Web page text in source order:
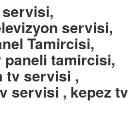
servisi,
Tamircisi,
paneli tamircisi,
tv servisi ,
servisi , kepez tv